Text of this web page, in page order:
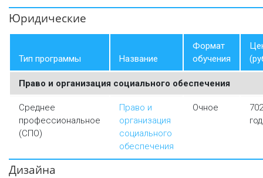
Юридические
Тип программы Название
Формат
обучения
Право и организация социального обеспечения
Среднее
профессиональное
(СПО)
Право и
организация
социального
обеспечения
Очное
год
Дизайна